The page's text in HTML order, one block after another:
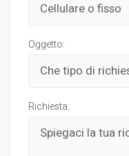
Oggetto:
Richiesta: